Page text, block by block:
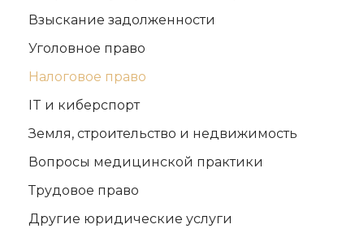
Взыскание задолженности
Уголовное право
Налоговое право
IT и киберспорт
Земля, строительство и недвижимость
Вопросы медицинской практики
Трудовое право
Другие юридические услуги